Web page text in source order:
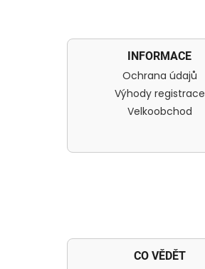
INFORMACE
Ochrana údajů
Výhody registrace
Velkoobchod
CO VĚDĚT